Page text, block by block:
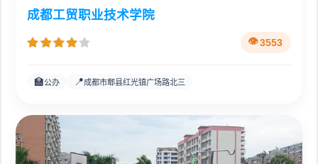
成都工贸职业技术学院
3553
🏫公办 📍成都市郫县红光镇广场路北三